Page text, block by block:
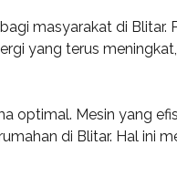
masyarakat di Blitar.
yang terus
optimal. Mesin yang
di Blitar. Hal ini